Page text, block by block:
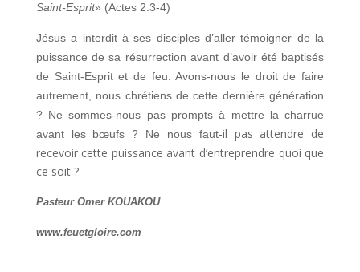
Saint-Esprit» (Actes 2.3-4)
Jésus a interdit à ses disciples d’aller témoigner de la
puissance de sa résurrection avant d’avoir été baptisés
de Saint-Esprit et de feu. Avons-nous le droit de faire
autrement, nous chrétiens de cette dernière génération
? Ne sommes-nous pas prompts à mettre la charrue
avant les bœufs ? Ne nous faut-il pas attendre de
recevoir cette puissance avant d’entreprendre quoi que
ce soit ?
Pasteur Omer KOUAKOU
www.feuetgloire.com